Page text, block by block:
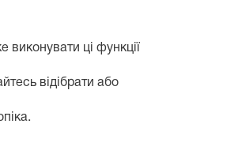
ці функції
відібрати або